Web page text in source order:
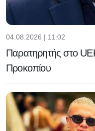
04.08.2026 | 11:02
Παρατηρητής στο
Προκοπίου